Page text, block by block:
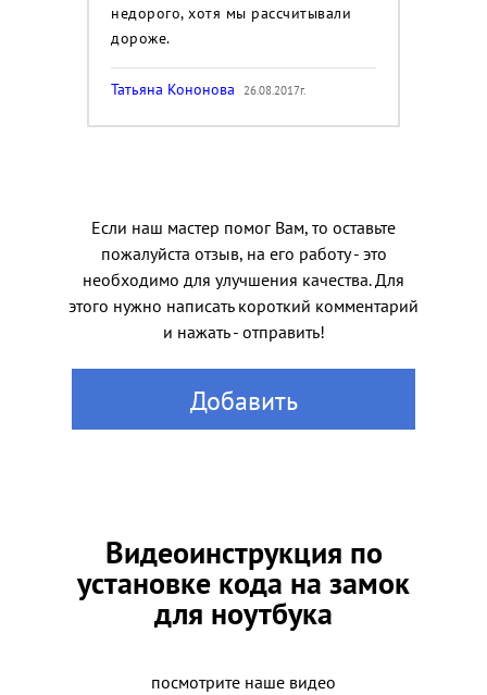
недорого, хотя мы рассчитывали
дороже.
Татьяна Кононова 26.08.2017г.
Если наш мастер помог Вам, то оставьте
пожалуйста отзыв, на его работу - это
необходимо для улучшения качества. Для
этого нужно написать короткий комментарий
и нажать - отправить!
Добавить
Видеоинструкция по
установке кода на замок
для ноутбука
посмотрите наше видео